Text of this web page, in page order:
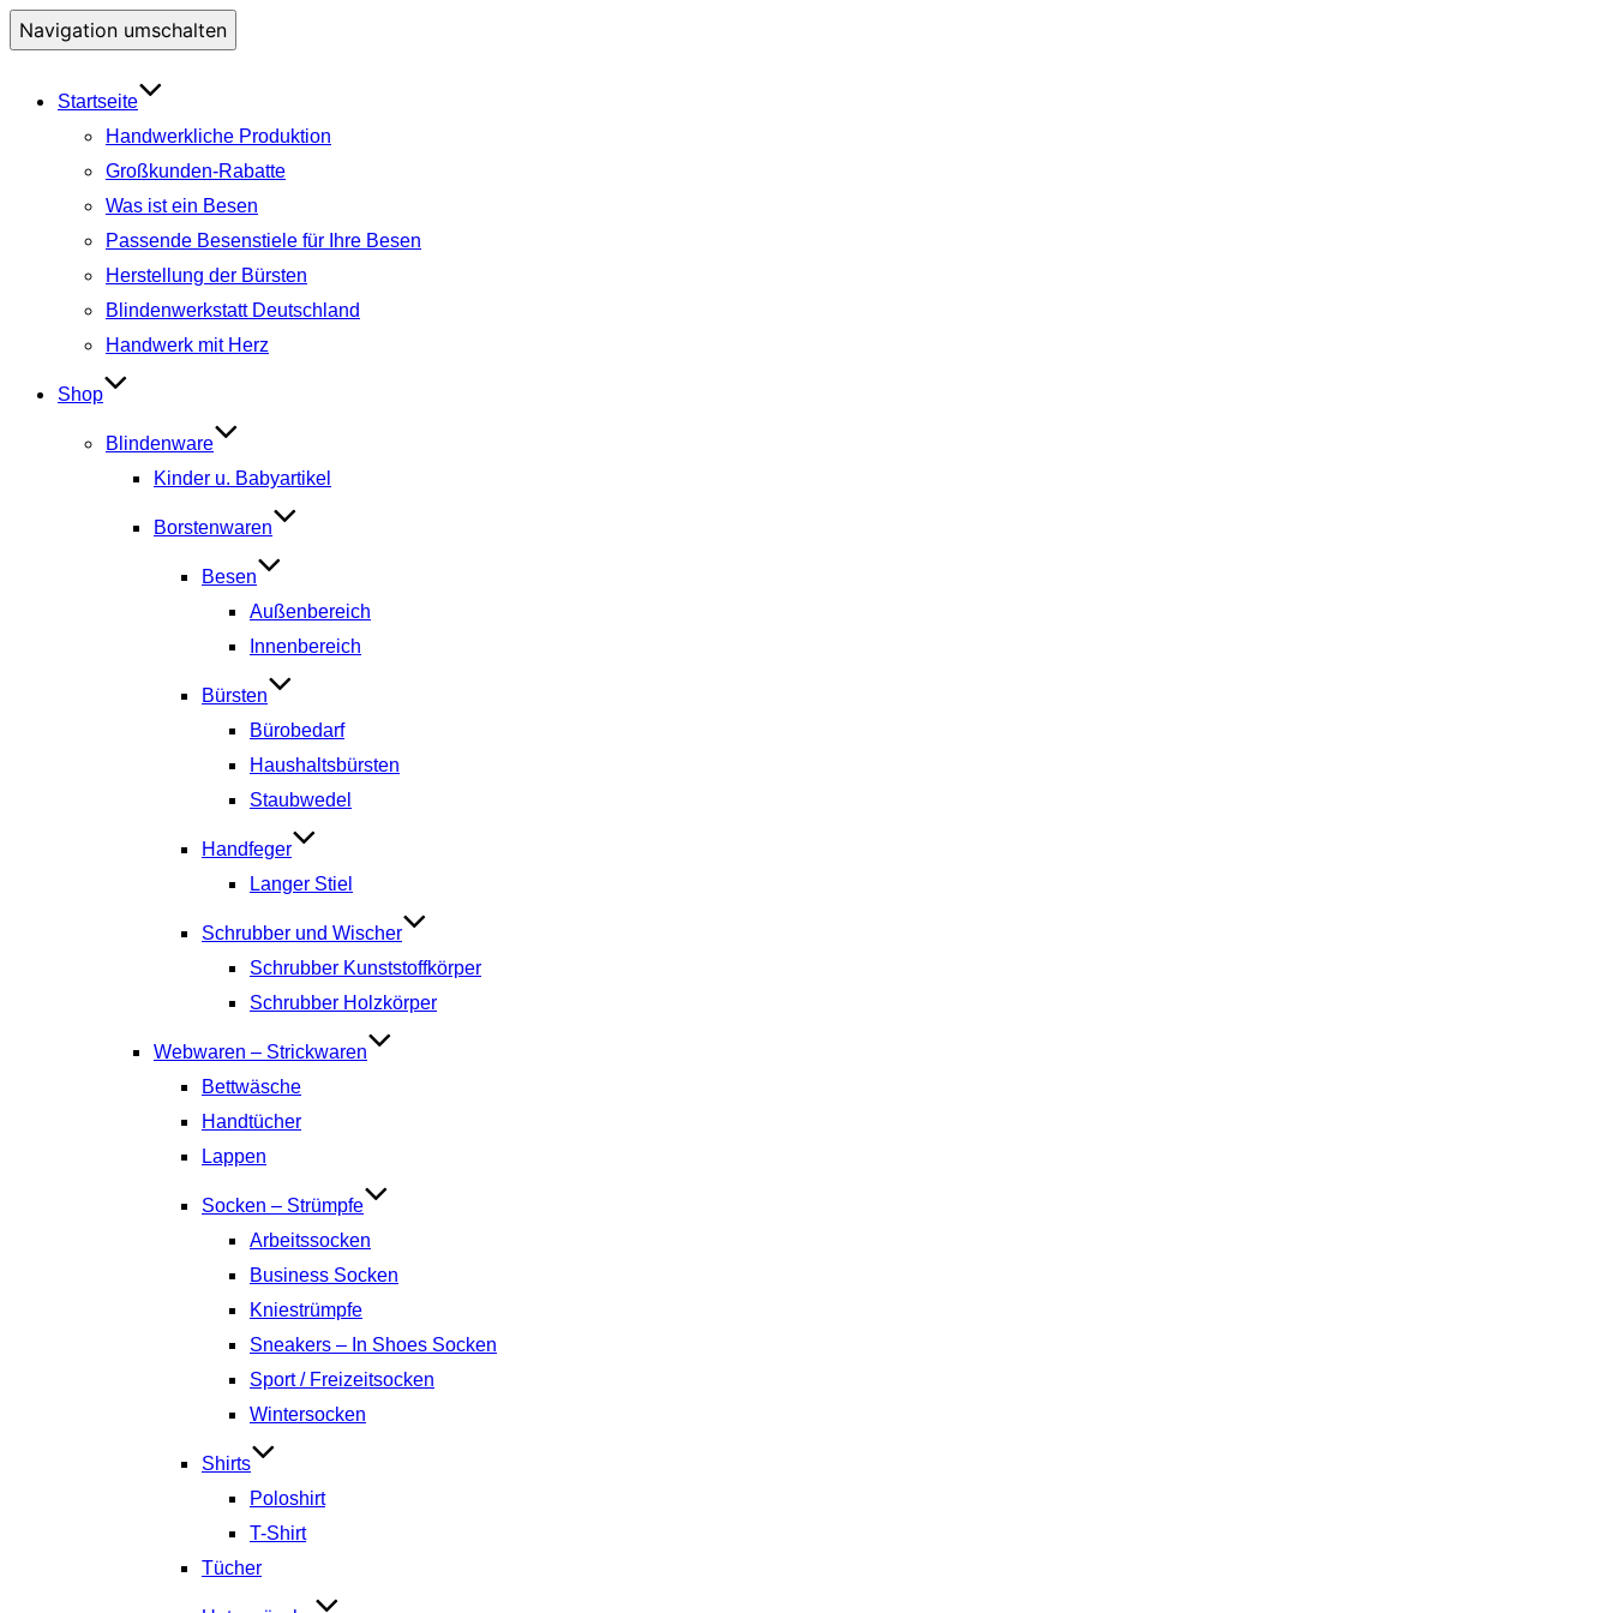
Navigation umschalten
Startseite
Handwerkliche Produktion
Großkunden-Rabatte
Was ist ein Besen
Passende Besenstiele für Ihre Besen
Herstellung der Bürsten
Blindenwerkstatt Deutschland
Handwerk mit Herz
Shop
Blindenware
Kinder u. Babyartikel
Borstenwaren
Besen
Außenbereich
Innenbereich
Bürsten
Bürobedarf
Haushaltsbürsten
Staubwedel
Handfeger
Langer Stiel
Schrubber und Wischer
Schrubber Kunststoffkörper
Schrubber Holzkörper
Webwaren – Strickwaren
Bettwäsche
Handtücher
Lappen
Socken – Strümpfe
Arbeitssocken
Business Socken
Kniestrümpfe
Sneakers – In Shoes Socken
Sport / Freizeitsocken
Wintersocken
Shirts
Poloshirt
T-Shirt
Tücher